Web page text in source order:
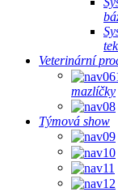
Veterinární
mazlíčky
Týmová show